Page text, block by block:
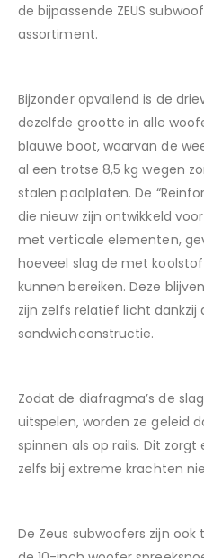
de bijpassende ZEUS
assortiment.
Bijzonder opvallend is de
dezelfde grootte in alle
blauwe boot, waarvan de
al een trotse 8,5 kg wegen
stalen paalplaten. De
die nieuw zijn ontwikkeld
met verticale elementen,
hoeveel slag de met
kunnen bereiken. Deze
zijn zelfs relatief licht dankzij
sandwichconstructie.
Zodat de diafragma’s de
uitspelen, worden ze geleid
spinnen als op rails. Dit
zelfs bij extreme krachten
De Zeus subwoofers zijn